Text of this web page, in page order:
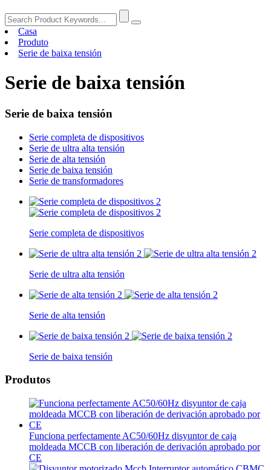
Casa
Produto
Serie de baixa tensión
Serie de baixa tensión
Serie de baixa tensión
Serie completa de dispositivos
Serie de ultra alta tensión
Serie de alta tensión
Serie de baixa tensión
Serie de transformadores
Serie completa de dispositivos
Serie de ultra alta tensión
Serie de alta tensión
Serie de baixa tensión
Produtos
Funciona perfectamente AC50/60Hz disyuntor de caja
moldeada MCCB con liberación de derivación aprobado por
CE